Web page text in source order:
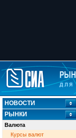
НОВОСТИ
РЫНКИ
Валюта
Курсы валют